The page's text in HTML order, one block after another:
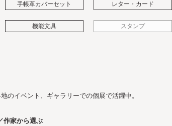
手帳革カバーセット レター・カード
機能文具 スタンプ
のイベント、ギャラリーでの個展で活躍中。
作家から選ぶ